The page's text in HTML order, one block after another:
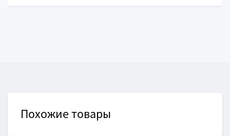
Похожие товары